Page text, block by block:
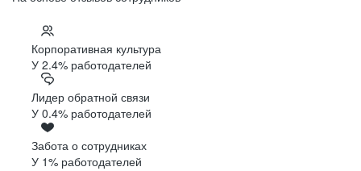
Корпоративная культура
У 2.4% работодателей
Лидер обратной связи
У 0.4% работодателей
Забота о сотрудниках
У 1% работодателей